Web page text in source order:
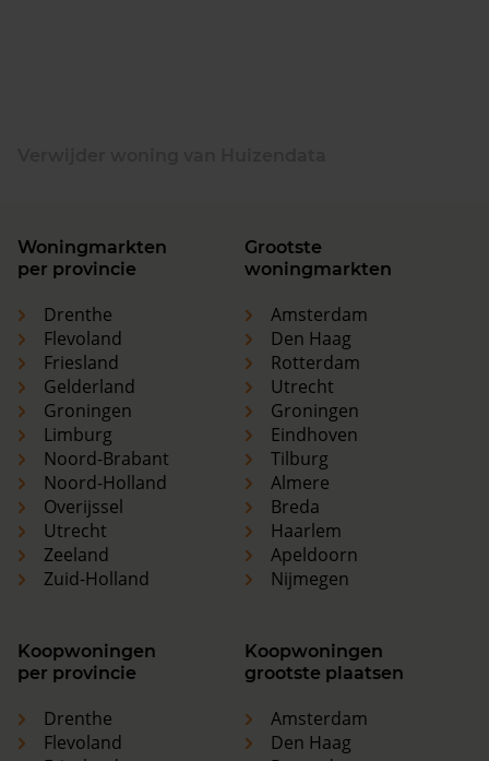
Woningmarkten
per provincie
Drenthe
Flevoland
Friesland
Gelderland
Groningen
Limburg
Noord-Brabant
Noord-Holland
Overijssel
Utrecht
Zeeland
Zuid-Holland
Grootste
woningmarkten
Amsterdam
Den Haag
Rotterdam
Utrecht
Groningen
Eindhoven
Tilburg
Almere
Breda
Haarlem
Apeldoorn
Nijmegen
Koopwoningen
per provincie
Drenthe
Flevoland
Koopwoningen
grootste plaatsen
Amsterdam
Den Haag